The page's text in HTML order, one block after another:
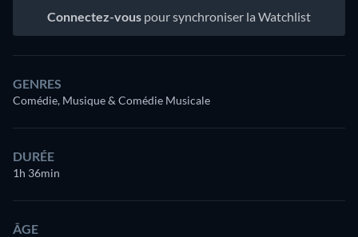
Connectez-vous pour synchroniser la Watchlist
GENRES
Comédie, Musique & Comédie Musicale
DURÉE
1h 36min
ÂGE